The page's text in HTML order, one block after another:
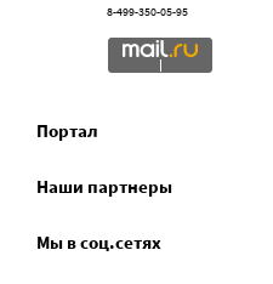
8-499-350-05-95
Портал
Наши партнеры
Мы в соц.сетях